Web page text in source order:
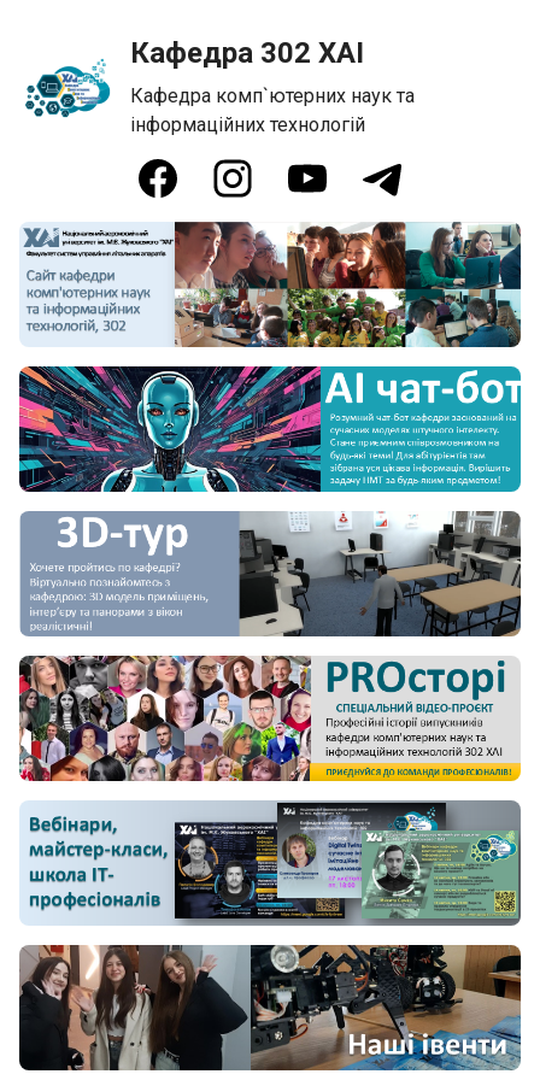
Кафедра 302 ХАІ
Кафедра комп`ютерних наук та
інформаційних технологій